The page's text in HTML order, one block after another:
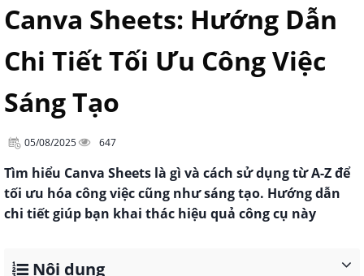
Canva Sheets: Hướng Dẫn
Chi Tiết Tối Ưu Công Việc
Sáng Tạo
05/08/2025 647
Tìm hiểu Canva Sheets là gì và cách sử dụng từ A-Z để
tối ưu hóa công việc cũng như sáng tạo. Hướng dẫn
chi tiết giúp bạn khai thác hiệu quả công cụ này
Nội dung